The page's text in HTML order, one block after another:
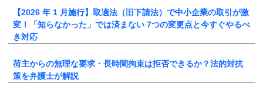
【2026 年 1 月施行】取適法（旧下請法）で中小企業の取引が激
変！「知らなかった」では済まない 7つの変更点と今すぐやるべ
き対応
荷主からの無理な要求・長時間拘束は拒否できるか？法的対抗
策を弁護士が解説